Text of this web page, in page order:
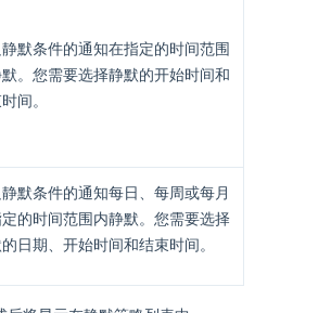
默条件的通知在指定的时间范围
。您需要选择静默的开始时间和
间。
默条件的通知每日、每周或每月
的时间范围内静默。您需要选择
日期、开始时间和结束时间。